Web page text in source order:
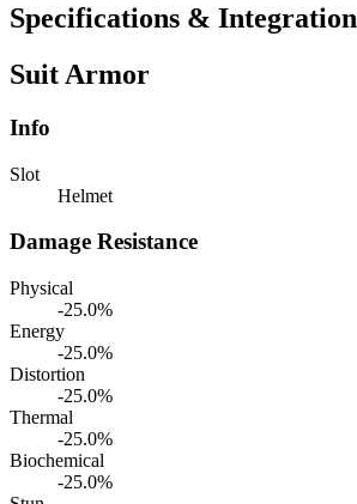
Specifications & Integration
Suit Armor
Info
Slot
Helmet
Damage Resistance
Physical
-25.0%
Energy
-25.0%
Distortion
-25.0%
Thermal
-25.0%
Biochemical
-25.0%